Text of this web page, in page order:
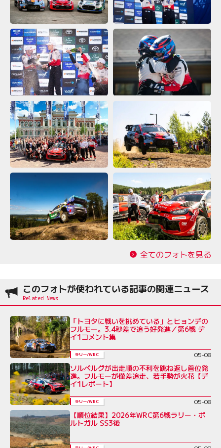
全てのフォトを見る
このフォトが使われている記事の関連ニュース
「トヨタに戦いを挑めている」とヒョンデの
フルモー。3.4秒差で追う好発進／第6戦 デ
イ1コメント集
ラリー/WRC 05-08
ソルベルグが出走順の不利を跳ね返し首位発
進。フルモーが僅差追走、若手勢が火花【デ
イ1レポート】
ラリー/WRC 05-08
【順位結果】2026年WRC第6戦ラリー・ポ
ルトガル SS3後